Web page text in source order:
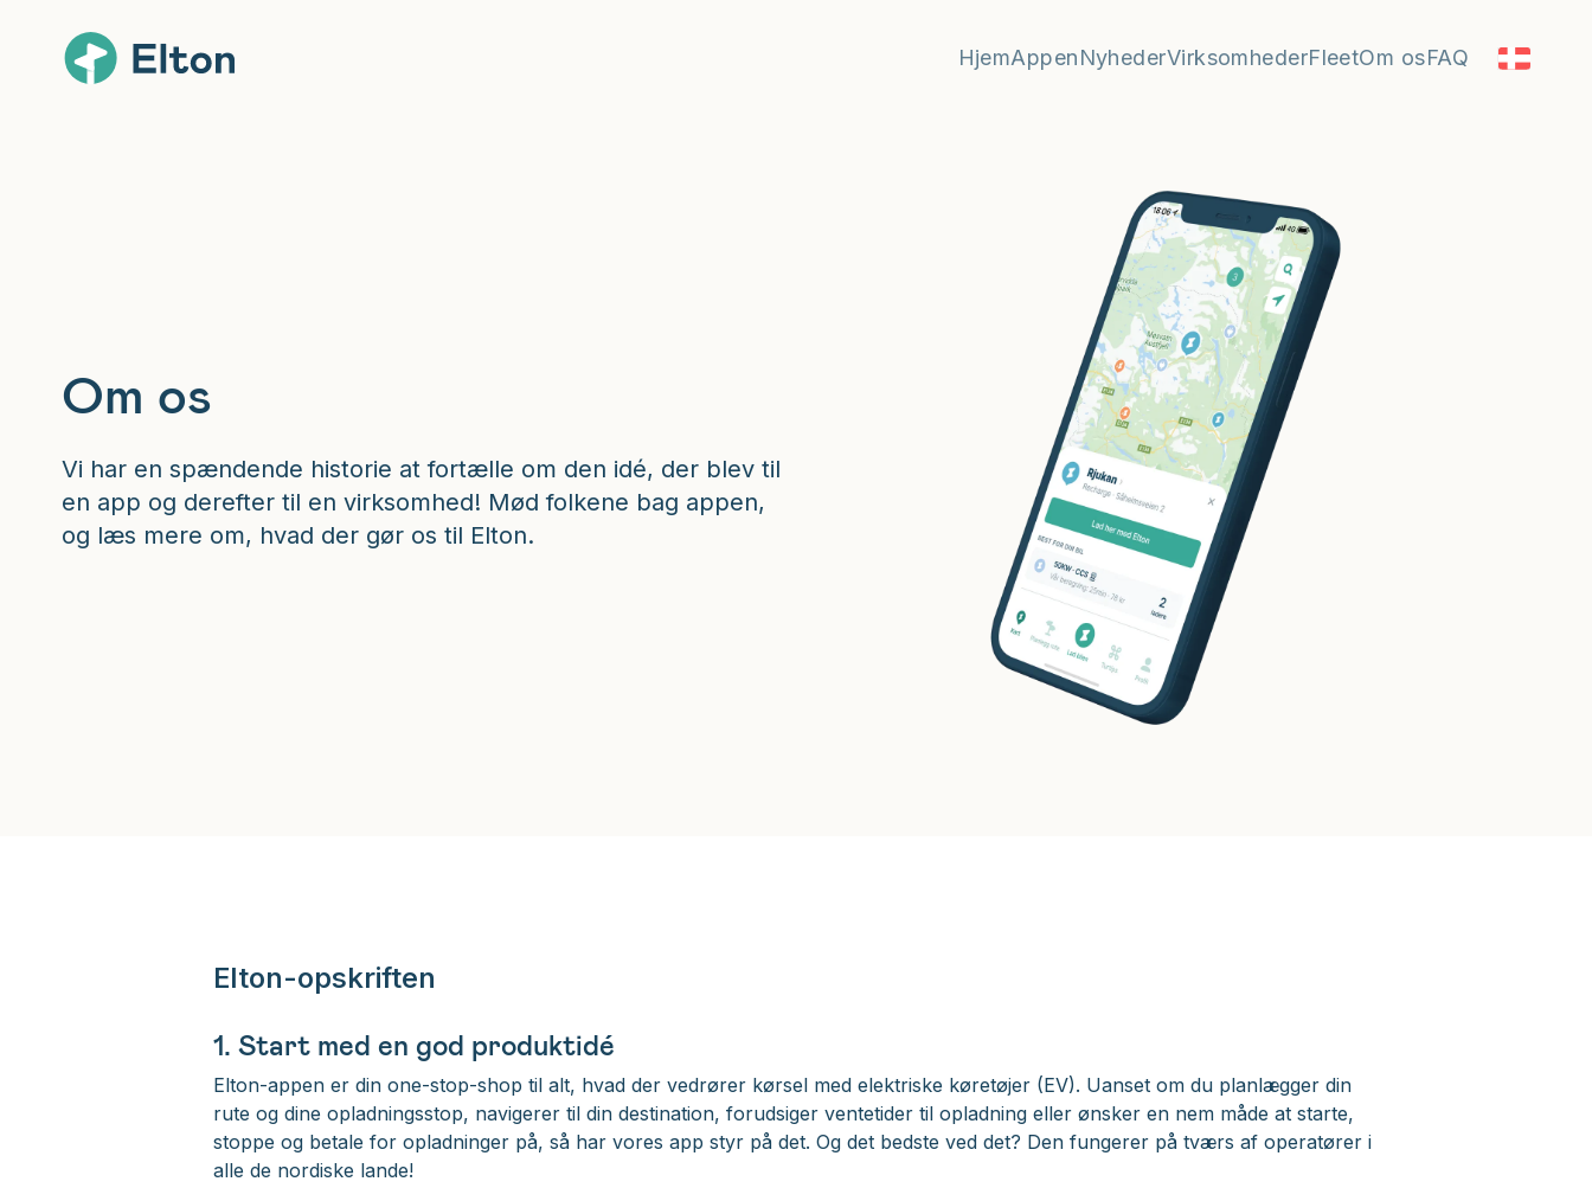
HjemAppenNyhederVirksomhederFleetOm osFAQ
Om os
Vi har en spændende historie at fortælle om den idé, der blev til
en app og derefter til en virksomhed! Mød folkene bag appen,
og læs mere om, hvad der gør os til Elton.
Elton-opskriften
1. Start med en god produktidé
Elton-appen er din one-stop-shop til alt, hvad der vedrører kørsel med elektriske køretøjer (EV). Uanset om du planlægger din
rute og dine opladningsstop, navigerer til din destination, forudsiger ventetider til opladning eller ønsker en nem måde at starte,
stoppe og betale for opladninger på, så har vores app styr på det. Og det bedste ved det? Den fungerer på tværs af operatører i
alle de nordiske lande!